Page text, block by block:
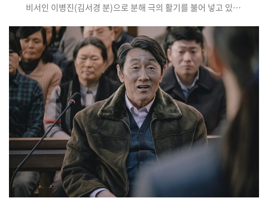
비서인 이병진(김서경 분)으로 분해 극의 활기를 불어 넣고 있다.
다양한 캐릭터 변천사가 눈길을 끌고 있는 것.(중략)안정적인
연기력, 섬세한 감정 표현을 바탕으로 극 중 캐릭터들을 탁월하게
살리며 대중들의 눈길을 사로잡은 김서경. 드라마 전개상 없어서는
안 될 존재로 자리매김한 가운데, 능수능란한 연기와 성실한
캐릭터 분석으로 자신…